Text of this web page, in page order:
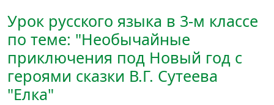
Урок русского языка в 3-м классе
по теме: "Необычайные
приключения под Новый год с
героями сказки В.Г. Сутеева
"Елка"